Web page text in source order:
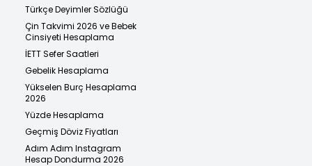
Türkçe Deyimler Sözlüğü
Çin Takvimi 2026 ve Bebek
Cinsiyeti Hesaplama
İETT Sefer Saatleri
Gebelik Hesaplama
Yükselen Burç Hesaplama
2026
Yüzde Hesaplama
Geçmiş Döviz Fiyatları
Adım Adım Instagram
Hesap Dondurma 2026